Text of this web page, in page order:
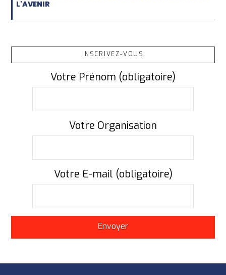
L'AVENIR
INSCRIVEZ-VOUS
Votre Prénom (obligatoire)
Votre Organisation
Votre E-mail (obligatoire)